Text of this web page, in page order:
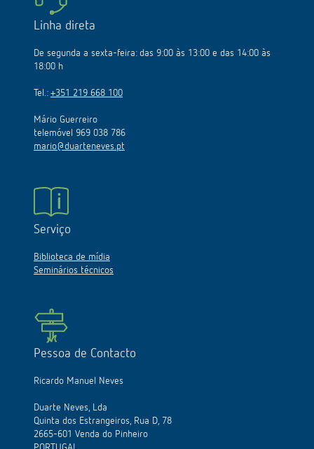
Linha direta
De segunda a sexta-feira: das 9:00 às 13:00 e das 14:00 às
18:00 h
Tel.: +351 219 668 100
Mário Guerreiro
telemóvel 969 038 786
mario@duarteneves.pt
Serviço
Biblioteca de mídia
Seminários técnicos
Pessoa de Contacto
Ricardo Manuel Neves
Duarte Neves, Lda
Quinta dos Estrangeiros, Rua D, 78
2665-601 Venda do Pinheiro